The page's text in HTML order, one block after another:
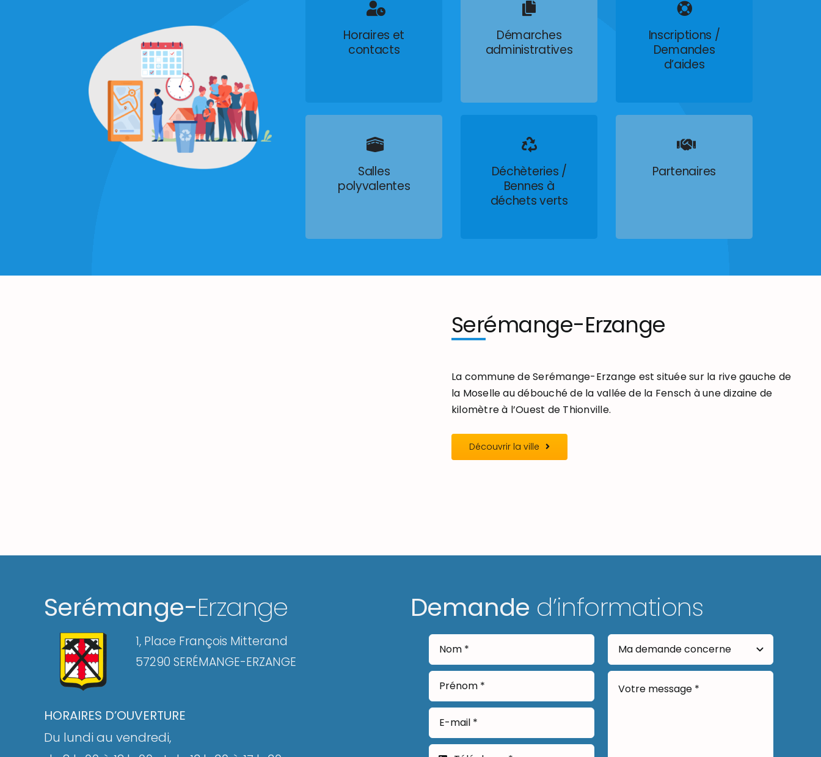
Horaires et
contacts
Démarches
administratives
Inscriptions /
Demandes
d’aides
Salles
polyvalentes
Déchèteries /
Bennes à
déchets verts
Partenaires
Serémange-Erzange
La commune de Serémange-Erzange est située sur la rive gauche de
la Moselle au débouché de la vallée de la Fensch à une dizaine de
kilomètre à l’Ouest de Thionville.
Découvrir la ville
Serémange-Erzange
1, Place François Mitterand
57290 SERÉMANGE-ERZANGE
HORAIRES D’OUVERTURE
Du lundi au vendredi,
Demande d’informations